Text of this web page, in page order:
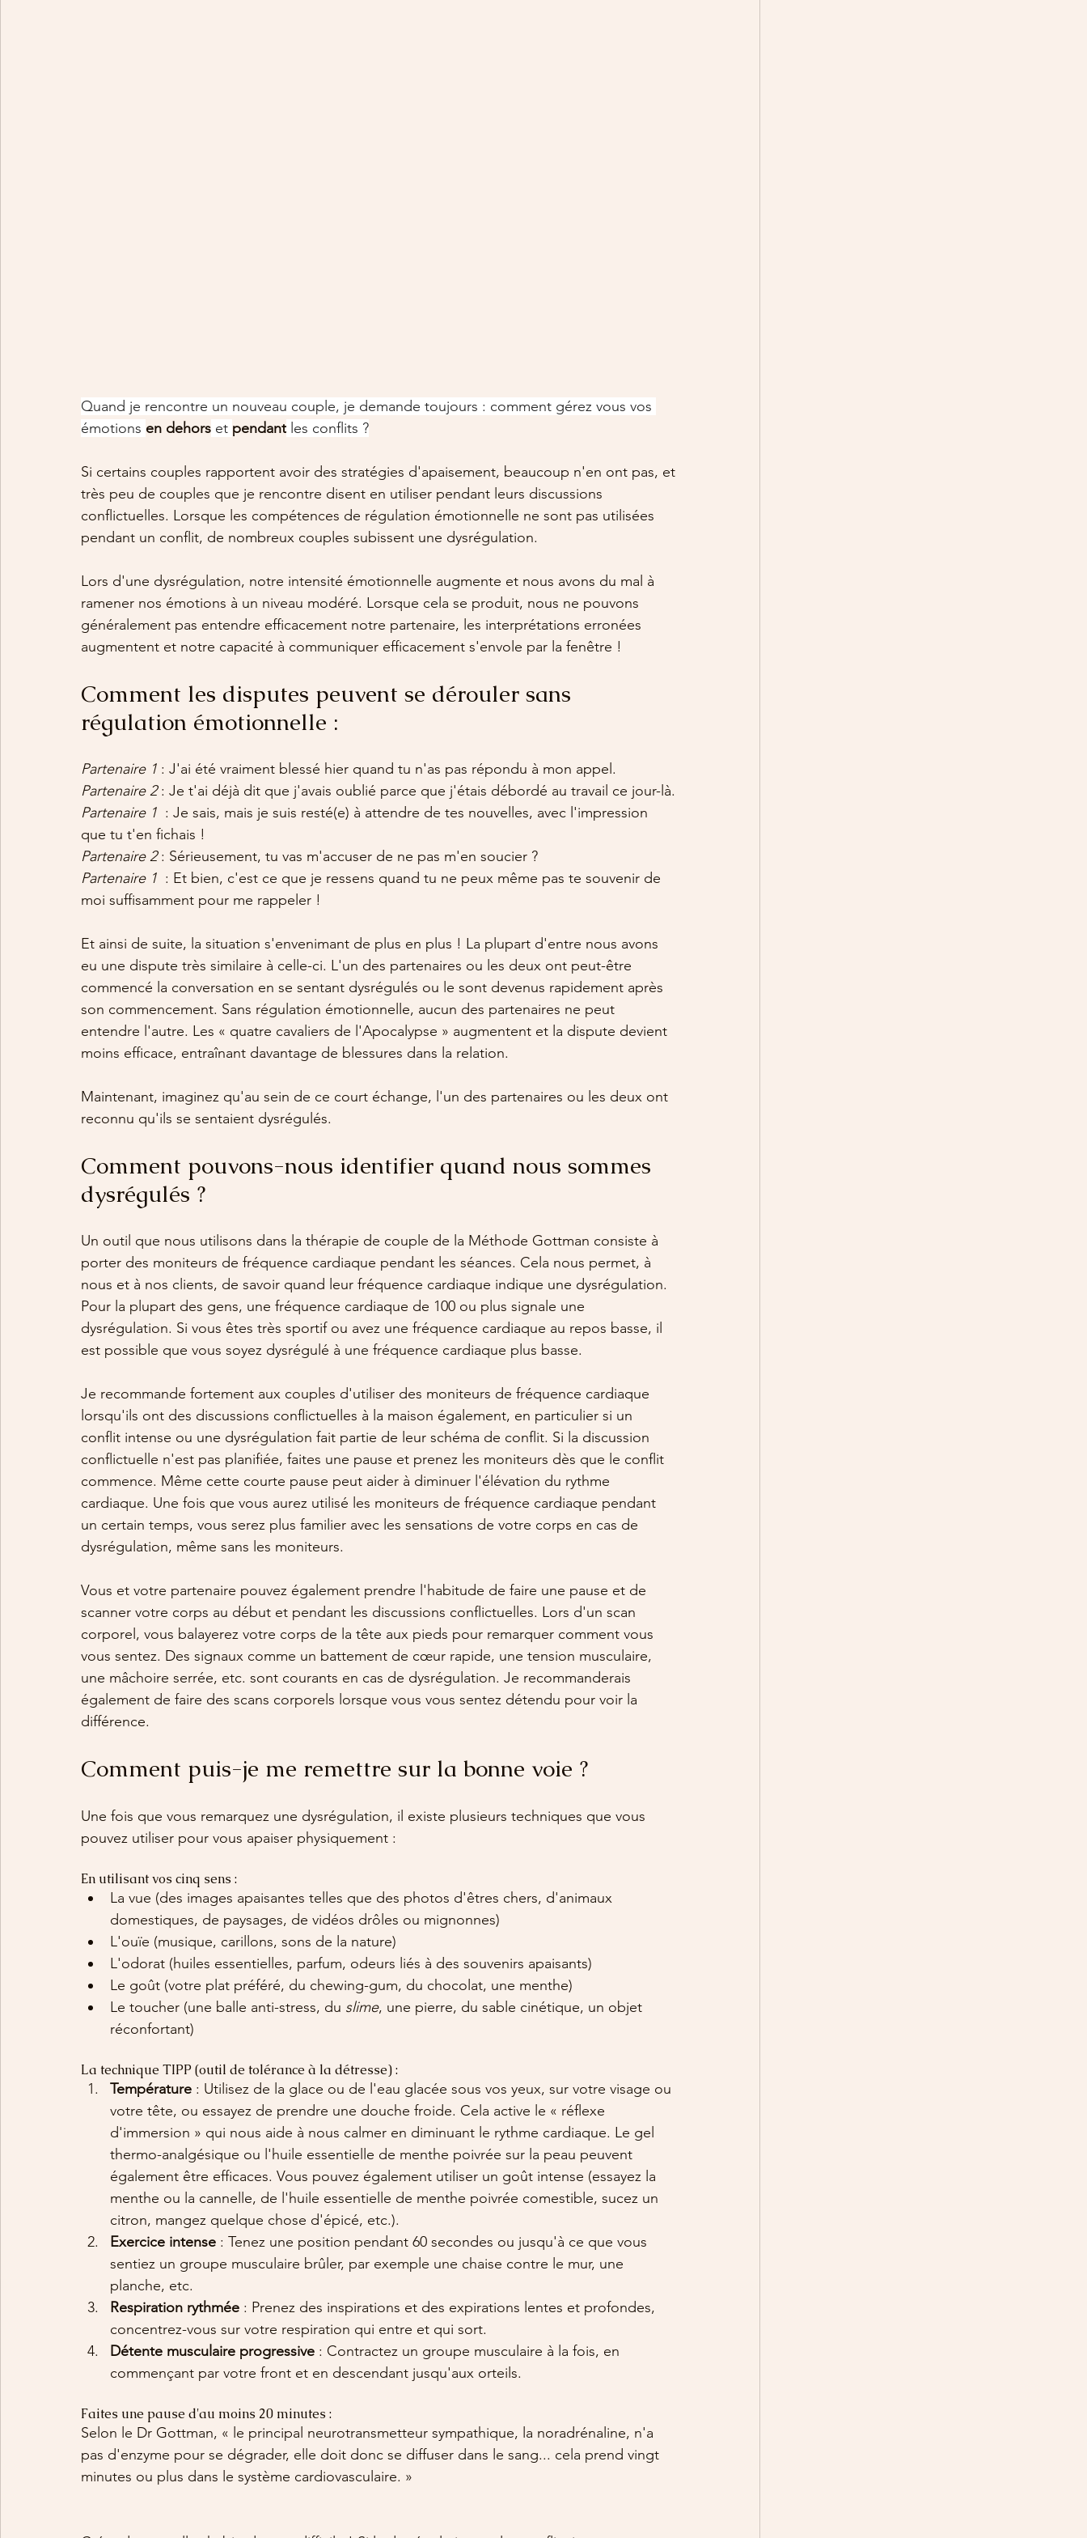
Quand je rencontre un nouveau couple, je demande toujours : comment gérez vous vos
émotions en dehors et pendant les conflits ?
Si certains couples rapportent avoir des stratégies d'apaisement, beaucoup n'en ont pas, et
très peu de couples que je rencontre disent en utiliser pendant leurs discussions
conflictuelles. Lorsque les compétences de régulation émotionnelle ne sont pas utilisées
pendant un conflit, de nombreux couples subissent une dysrégulation.
Lors d'une dysrégulation, notre intensité émotionnelle augmente et nous avons du mal à
ramener nos émotions à un niveau modéré. Lorsque cela se produit, nous ne pouvons
généralement pas entendre efficacement notre partenaire, les interprétations erronées
augmentent et notre capacité à communiquer efficacement s'envole par la fenêtre !
Comment les disputes peuvent se dérouler sans
régulation émotionnelle :
Partenaire 1 : J'ai été vraiment blessé hier quand tu n'as pas répondu à mon appel.
Partenaire 2 : Je t'ai déjà dit que j'avais oublié parce que j'étais débordé au travail ce jour-là.
Partenaire 1 : Je sais, mais je suis resté(e) à attendre de tes nouvelles, avec l'impression
que tu t'en fichais !
Partenaire 2 : Sérieusement, tu vas m'accuser de ne pas m'en soucier ?
Partenaire 1 : Et bien, c'est ce que je ressens quand tu ne peux même pas te souvenir de
moi suffisamment pour me rappeler !
Et ainsi de suite, la situation s'envenimant de plus en plus ! La plupart d'entre nous avons
eu une dispute très similaire à celle-ci. L'un des partenaires ou les deux ont peut-être
commencé la conversation en se sentant dysrégulés ou le sont devenus rapidement après
son commencement. Sans régulation émotionnelle, aucun des partenaires ne peut
entendre l'autre. Les « quatre cavaliers de l'Apocalypse » augmentent et la dispute devient
moins efficace, entraînant davantage de blessures dans la relation.
Maintenant, imaginez qu'au sein de ce court échange, l'un des partenaires ou les deux ont
reconnu qu'ils se sentaient dysrégulés.
Comment pouvons-nous identifier quand nous sommes
dysrégulés ?
Un outil que nous utilisons dans la thérapie de couple de la Méthode Gottman consiste à
porter des moniteurs de fréquence cardiaque pendant les séances. Cela nous permet, à
nous et à nos clients, de savoir quand leur fréquence cardiaque indique une dysrégulation.
Pour la plupart des gens, une fréquence cardiaque de 100 ou plus signale une
dysrégulation. Si vous êtes très sportif ou avez une fréquence cardiaque au repos basse, il
est possible que vous soyez dysrégulé à une fréquence cardiaque plus basse.
Je recommande fortement aux couples d'utiliser des moniteurs de fréquence cardiaque
lorsqu'ils ont des discussions conflictuelles à la maison également, en particulier si un
conflit intense ou une dysrégulation fait partie de leur schéma de conflit. Si la discussion
conflictuelle n'est pas planifiée, faites une pause et prenez les moniteurs dès que le conflit
commence. Même cette courte pause peut aider à diminuer l'élévation du rythme
cardiaque. Une fois que vous aurez utilisé les moniteurs de fréquence cardiaque pendant
un certain temps, vous serez plus familier avec les sensations de votre corps en cas de
dysrégulation, même sans les moniteurs.
Vous et votre partenaire pouvez également prendre l'habitude de faire une pause et de
scanner votre corps au début et pendant les discussions conflictuelles. Lors d'un scan
corporel, vous balayerez votre corps de la tête aux pieds pour remarquer comment vous
vous sentez. Des signaux comme un battement de cœur rapide, une tension musculaire,
une mâchoire serrée, etc. sont courants en cas de dysrégulation. Je recommanderais
également de faire des scans corporels lorsque vous vous sentez détendu pour voir la
différence.
Comment puis-je me remettre sur la bonne voie ?
Une fois que vous remarquez une dysrégulation, il existe plusieurs techniques que vous
pouvez utiliser pour vous apaiser physiquement :
En utilisant vos cinq sens :
La vue (des images apaisantes telles que des photos d'êtres chers, d'animaux
domestiques, de paysages, de vidéos drôles ou mignonnes)
L'ouïe (musique, carillons, sons de la nature)
L'odorat (huiles essentielles, parfum, odeurs liés à des souvenirs apaisants)
Le goût (votre plat préféré, du chewing-gum, du chocolat, une menthe)
Le toucher (une balle anti-stress, du slime, une pierre, du sable cinétique, un objet
réconfortant)
La technique TIPP (outil de tolérance à la détresse) :
Température : Utilisez de la glace ou de l'eau glacée sous vos yeux, sur votre visage ou
votre tête, ou essayez de prendre une douche froide. Cela active le « réflexe
d'immersion » qui nous aide à nous calmer en diminuant le rythme cardiaque. Le gel
thermo-analgésique ou l'huile essentielle de menthe poivrée sur la peau peuvent
également être efficaces. Vous pouvez également utiliser un goût intense (essayez la
menthe ou la cannelle, de l'huile essentielle de menthe poivrée comestible, sucez un
citron, mangez quelque chose d'épicé, etc.).
Exercice intense : Tenez une position pendant 60 secondes ou jusqu'à ce que vous
sentiez un groupe musculaire brûler, par exemple une chaise contre le mur, une
planche, etc.
Respiration rythmée : Prenez des inspirations et des expirations lentes et profondes,
concentrez-vous sur votre respiration qui entre et qui sort.
Détente musculaire progressive : Contractez un groupe musculaire à la fois, en
commençant par votre front et en descendant jusqu'aux orteils.
Faites une pause d'au moins 20 minutes :
Selon le Dr Gottman, « le principal neurotransmetteur sympathique, la noradrénaline, n'a
pas d'enzyme pour se dégrader, elle doit donc se diffuser dans le sang... cela prend vingt
minutes ou plus dans le système cardiovasculaire. »